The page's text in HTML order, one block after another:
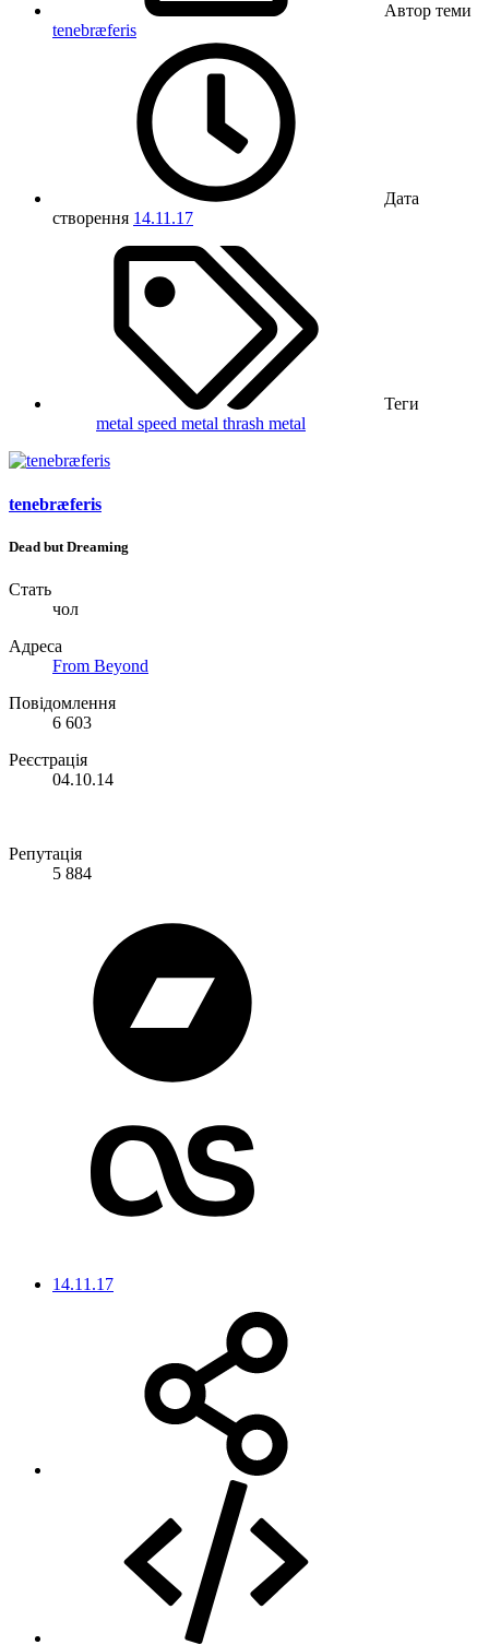
Автор теми
tenebræferis
Дата
створення 14.11.17
Теги
metal speed metal thrash metal
tenebræferis
Dead but Dreaming
Стать
чол
Адреса
From Beyond
Повідомлення
6 603
Реєстрація
04.10.14
Репутація
5 884
14.11.17